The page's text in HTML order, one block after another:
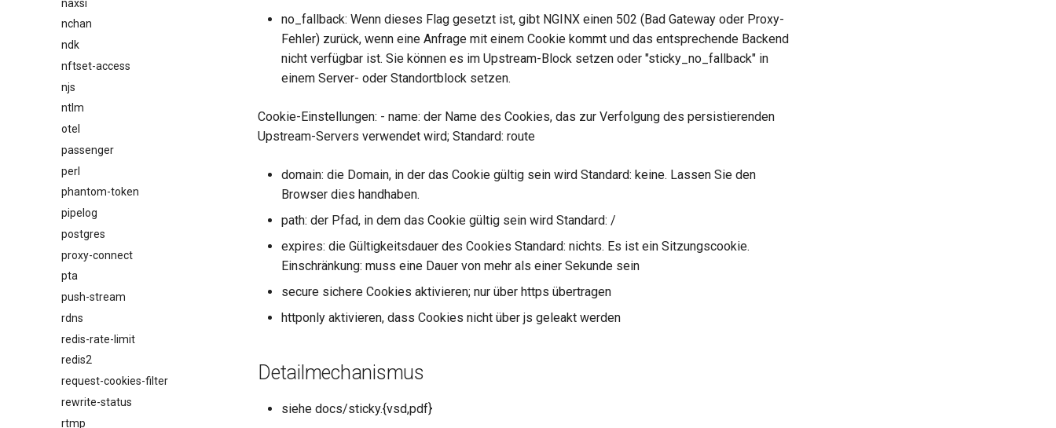
naxsi
nchan
ndk
nftset-access
njs
ntlm
otel
passenger
perl
phantom-token
pipelog
postgres
proxy-connect
pta
push-stream
rdns
redis-rate-limit
redis2
request-cookies-filter
rewrite-status
rtmp
no_fallback: Wenn dieses Flag gesetzt ist, gibt NGINX einen 502 (Bad Gateway oder Proxy-
Fehler) zurück, wenn eine Anfrage mit einem Cookie kommt und das entsprechende Backend
nicht verfügbar ist. Sie können es im Upstream-Block setzen oder "sticky_no_fallback" in
einem Server- oder Standortblock setzen.
Cookie-Einstellungen: - name: der Name des Cookies, das zur Verfolgung des persistierenden
Upstream-Servers verwendet wird; Standard: route
domain: die Domain, in der das Cookie gültig sein wird Standard: keine. Lassen Sie den
Browser dies handhaben.
path: der Pfad, in dem das Cookie gültig sein wird Standard: /
expires: die Gültigkeitsdauer des Cookies Standard: nichts. Es ist ein Sitzungscookie.
Einschränkung: muss eine Dauer von mehr als einer Sekunde sein
secure sichere Cookies aktivieren; nur über https übertragen
httponly aktivieren, dass Cookies nicht über js geleakt werden
Detailmechanismus
siehe docs/sticky.{vsd,pdf}